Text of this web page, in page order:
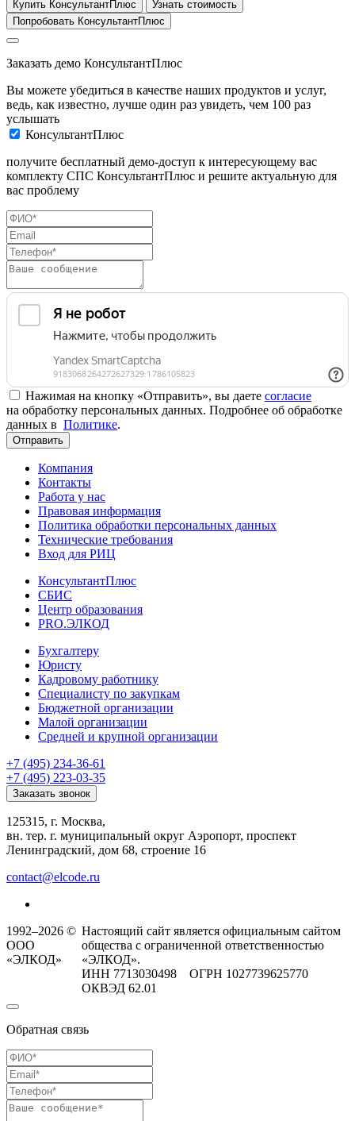
Купить КонсультантПлюс
Узнать стоимость
Попробовать КонсультантПлюс
Заказать демо КонсультантПлюс
Вы можете убедиться в качестве наших продуктов и услуг,
ведь, как известно, лучше один раз увидеть, чем 100 раз
услышать
КонсультантПлюс
получите бесплатный демо-доступ к интересующему вас
комплекту СПС КонсультантПлюс и решите актуальную для
вас проблему
Нажимая на кнопку «Отправить», вы даете согласие
на обработку персональных данных. Подробнее об обработке
данных в Политике.
Отправить
Компания
Контакты
Работа у нас
Правовая информация
Политика обработки персональных данных
Технические требования
Вход для РИЦ
КонсультантПлюс
СБИС
Центр образования
PRO.ЭЛКОД
Бухгалтеру
Юристу
Кадровому работнику
Специалисту по закупкам
Бюджетной организации
Малой организации
Средней и крупной организации
+7 (495) 234-36-61
+7 (495) 223-03-35
Заказать звонок
125315, г. Москва,
вн. тер. г. муниципальный округ Аэропорт, проспект
Ленинградский, дом 68, строение 16
contact@elcode.ru
1992–2026 ©
ООО
«ЭЛКОД»
Настоящий сайт является официальным сайтом
общества с ограниченной ответственностью
«ЭЛКОД».
ИНН 7713030498 ОГРН 1027739625770
ОКВЭД 62.01
Обратная связь